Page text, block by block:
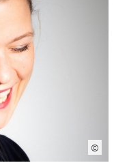
©